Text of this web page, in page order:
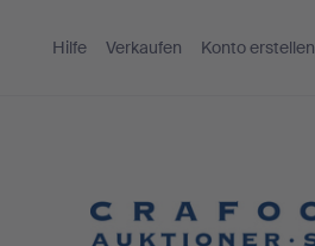
Hilfe Verkaufen Konto erstellen